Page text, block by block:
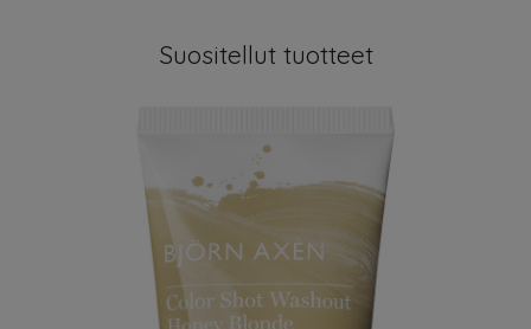
Suositellut tuotteet